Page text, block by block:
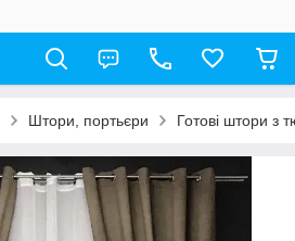
Штори, портьєри Готові штори з